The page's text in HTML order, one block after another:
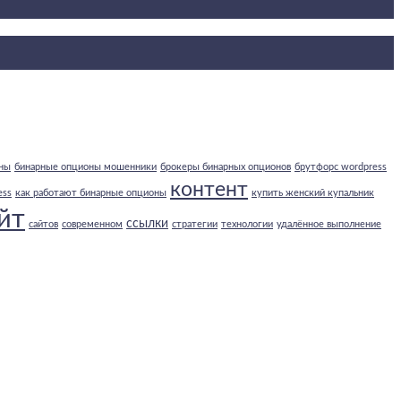
бинарные опционы мошенники брокеры бинарных опционов брутфорс wordpress
как работают бинарные опционы контент купить женский купальник
сайтов современном ссылки стратегии технологии удалённое выполнение